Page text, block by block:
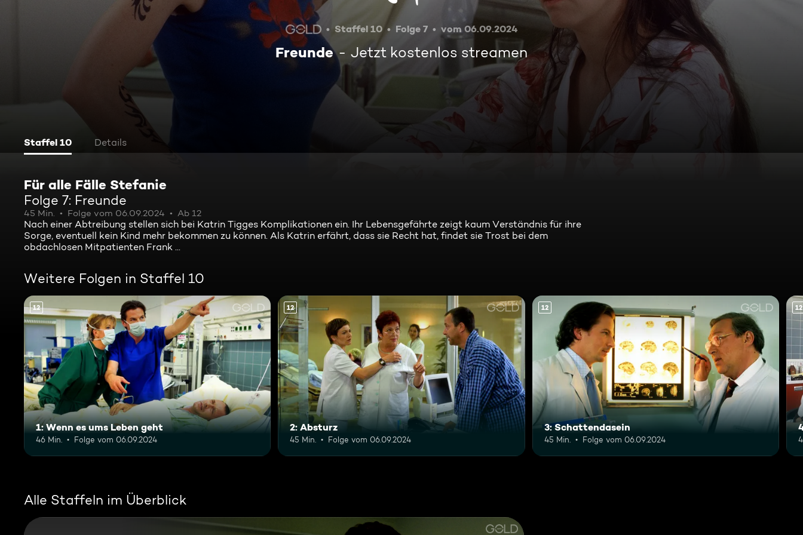
Staffel 10 Folge 7 vom 06.09.2024
Freunde Jetzt kostenlos streamen
Staffel 10 Details
Für alle Fälle Stefanie
Folge 7: Freunde
45 Min. Folge vom 06.09.2024 Ab 12
Nach einer Abtreibung stellen sich bei Katrin Tigges Komplikationen ein. Ihr Lebensgefährte zeigt kaum Verständnis für ihre
Sorge, eventuell kein Kind mehr bekommen zu können. Als Katrin erfährt, dass sie Recht hat, findet sie Trost bei dem
obdachlosen Mitpatienten Frank ...
Weitere Folgen in Staffel 10
12
1: Wenn es ums Leben geht
46 Min. Folge vom 06.09.2024
12
2: Absturz
45 Min. Folge vom 06.09.2024
12
3: Schattendasein
45 Min. Folge vom 06.09.2024
12
Alle Staffeln im Überblick